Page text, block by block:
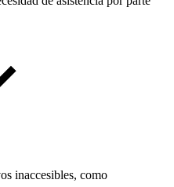
inaccesibles, como